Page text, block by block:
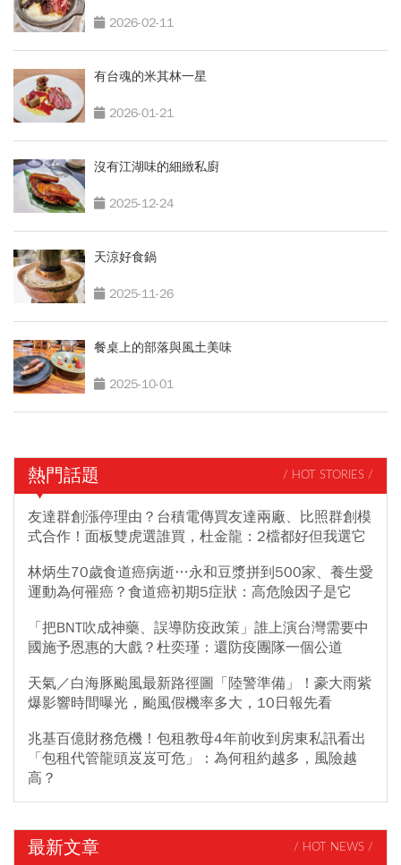
2026-02-11
有台魂的米其林一星
2026-01-21
沒有江湖味的細緻私廚
2025-12-24
天涼好食鍋
2025-11-26
餐桌上的部落與風土美味
2025-10-01
熱門話題 / HOT STORIES /
友達群創漲停理由？台積電傳買友達兩廠、比照群創模
式合作！面板雙虎選誰買，杜金龍：2檔都好但我選它
林炳生70歲食道癌病逝…永和豆漿拼到500家、養生愛
運動為何罹癌？食道癌初期5症狀：高危險因子是它
「把BNT吹成神藥、誤導防疫政策」誰上演台灣需要中
國施予恩惠的大戲？杜奕瑾：還防疫團隊一個公道
天氣／白海豚颱風最新路徑圖「陸警準備」！豪大雨紫
爆影響時間曝光，颱風假機率多大，10日報先看
兆基百億財務危機！包租教母4年前收到房東私訊看出
「包租代管龍頭岌岌可危」：為何租約越多，風險越
高？
最新文章 / HOT NEWS /